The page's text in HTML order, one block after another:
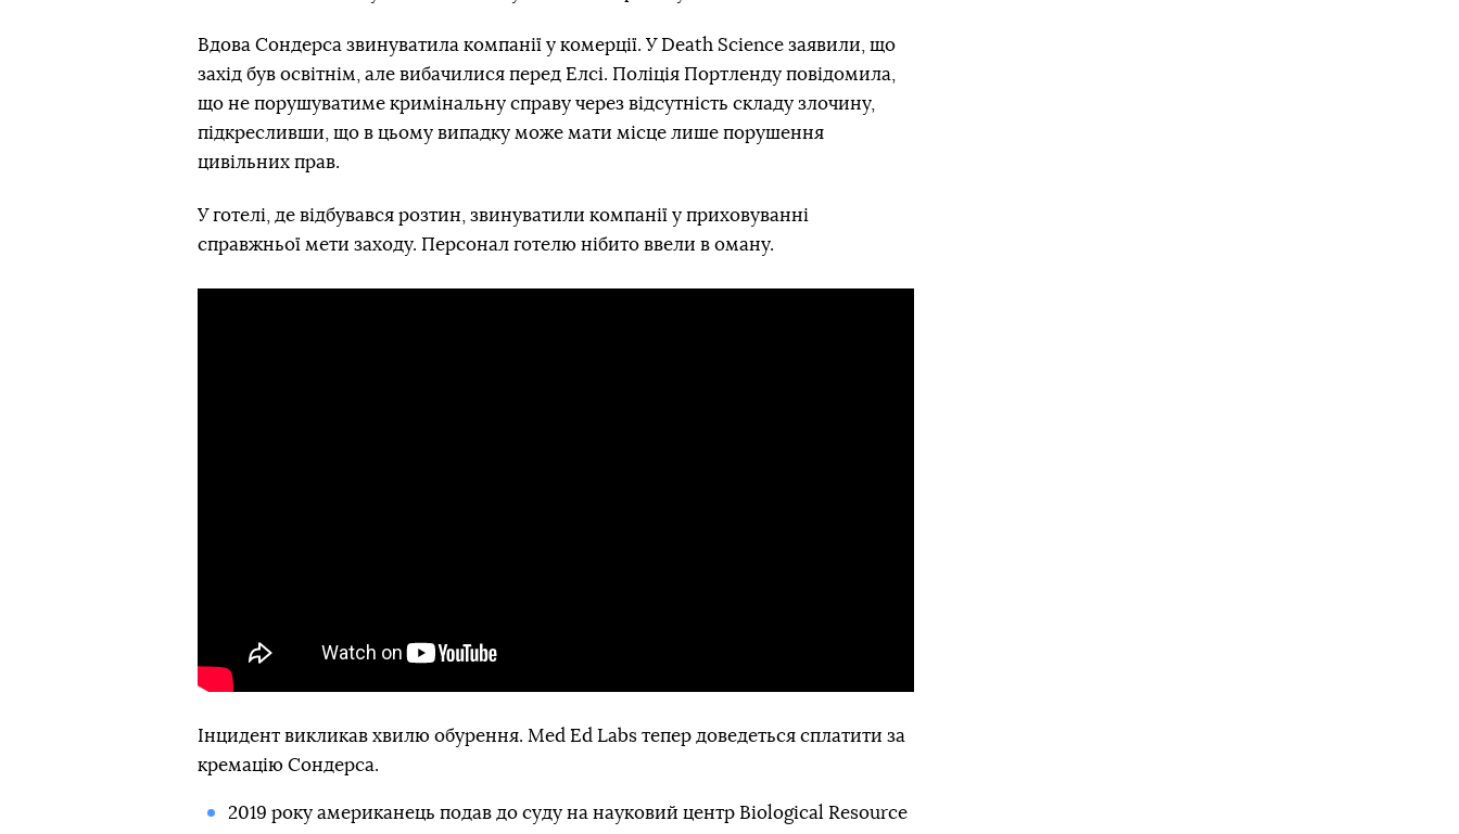
Вдова Сондерса звинуватила компанії у комерції. У Death Science заявили, що
захід був освітнім, але вибачилися перед Елсі. Поліція Портленду повідомила,
що не порушуватиме кримінальну справу через відсутність складу злочину,
підкресливши, що в цьому випадку може мати місце лише порушення
цивільних прав.
У готелі, де відбувався розтин, звинуватили компанії у приховуванні
справжньої мети заходу. Персонал готелю нібито ввели в оману.
Інцидент викликав хвилю обурення. Med Ed Labs тепер доведеться сплатити за
кремацію Сондерса.
2019 року американець подав до суду на науковий центр Biological Resource